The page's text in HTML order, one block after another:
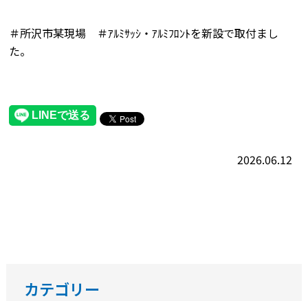
＃所沢市某現場 ＃ｱﾙﾐｻｯｼ・ｱﾙﾐﾌﾛﾝﾄを新設で取付まし
た。
2026.06.12
カテゴリー